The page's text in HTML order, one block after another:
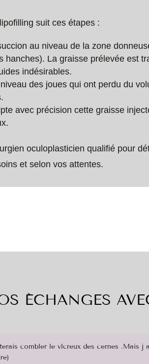
suit ces étapes :
au niveau de la zone
hanches). La graisse prélevée est
indésirables.
des joues qui ont perdu du
avec précision cette graisse
oculoplasticien qualifié pour
et selon vos attentes.
ÉCHANGES
combler le vlcreux des cernes .Mais j